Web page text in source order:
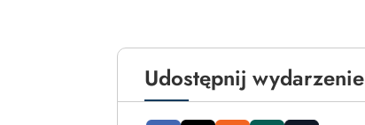
Udostępnij wydarzenie